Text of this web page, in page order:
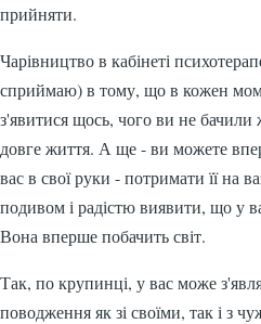
прийняти.
Чарівництво в кабінеті
сприймаю) в тому, що в кожен
з'явитися щось, чого ви не бачили
довге життя. А ще - ви можете
вас в свої руки - потримати її на
подивом і радістю виявити, що у
Вона вперше побачить світ.
Так, по крупинці, у вас може
поводження як зі своїми, так і з